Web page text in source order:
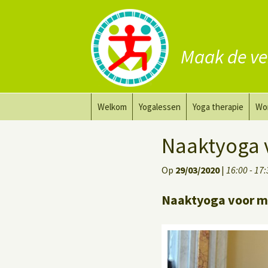
Maak de
Welkom Yogalessen
Prana Yoga Flow Basic
Deep Stretch Yin Yoga
Yoga therapie
Yoga voor heling
Naaktyoga
Op 29/03/2020| 16:00 -
Naaktyoga voor